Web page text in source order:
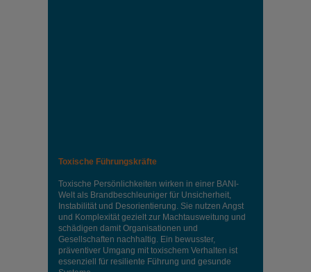
Toxische Führungskräfte
Toxische Persönlichkeiten wirken in einer BANI-
Welt als Brandbeschleuniger für Unsicherheit,
Instabilität und Desorientierung. Sie nutzen Angst
und Komplexität gezielt zur Machtausweitung und
schädigen damit Organisationen und
Gesellschaften nachhaltig. Ein bewusster,
präventiver Umgang mit toxischem Verhalten ist
essenziell für resiliente Führung und gesunde